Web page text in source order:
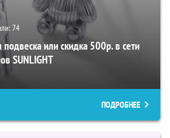
74
или скидка 500р. в сети
SUNLIGHT
ПОДРОБНЕЕ